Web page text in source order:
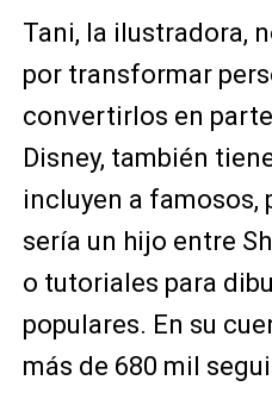
Tani, la ilustradora,
por transformar
convertirlos en
Disney, también
incluyen a famosos,
sería un hijo entre
o tutoriales para
populares. En su
más de 680 mil